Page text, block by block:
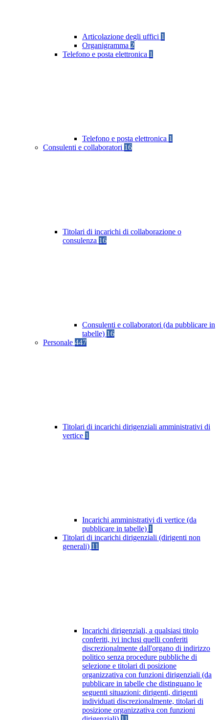
Articolazione degli uffici 1
Organigramma 2
Telefono e posta elettronica 1
Telefono e posta elettronica 1
Consulenti e collaboratori 16
Titolari di incarichi di collaborazione o
consulenza 16
Consulenti e collaboratori (da pubblicare in
tabelle) 16
Personale 447
Titolari di incarichi dirigenziali amministrativi di
vertice 1
Incarichi amministrativi di vertice (da
pubblicare in tabelle) 1
Titolari di incarichi dirigenziali (dirigenti non
generali) 11
Incarichi dirigenziali, a qualsiasi titolo
conferiti, ivi inclusi quelli conferiti
discrezionalmente dall'organo di indirizzo
politico senza procedure pubbliche di
selezione e titolari di posizione
organizzativa con funzioni dirigenziali (da
pubblicare in tabelle che distinguano le
seguenti situazioni: dirigenti, dirigenti
individuati discrezionalmente, titolari di
posizione organizzativa con funzioni